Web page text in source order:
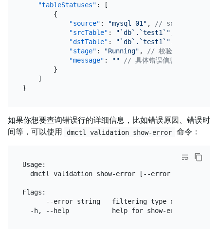
"tableStatuses" :
[
{
"source" : "mysql-01" ,
// source id
"srcTable" : "`db`.`test1`" ,
"dstTable" : "`db`.`test1`" ,
"stage" : "Running" ,
// 校验状态
"message" : ""
// 具体错误信息显示
}
]
}
如果你想要查询错误行的详细信息，比如错误原因、错误时
间等，可以使用
dmctl validation show-error 命令：
Usage:
dmctl validation show-error [--error error-
Flags:
--error string   filtering type of error: